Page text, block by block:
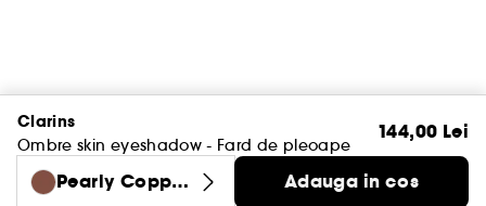
Clarins
Ombre skin eyeshadow - Fard de pleoape
144,00 Lei
Pearly Copper
Adauga in cos